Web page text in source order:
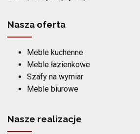
Nasza oferta
Meble kuchenne
Meble łazienkowe
Szafy na wymiar
Meble biurowe
Nasze realizacje